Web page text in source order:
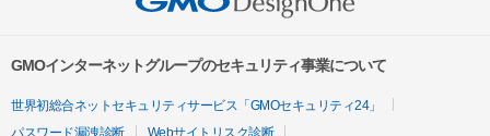
GMOインターネットグループのセキュリティ事業について
世界初総合ネットセキュリティサービス「GMOセキュリティ24」
パスワード漏洩診断
Webサイトリスク診断